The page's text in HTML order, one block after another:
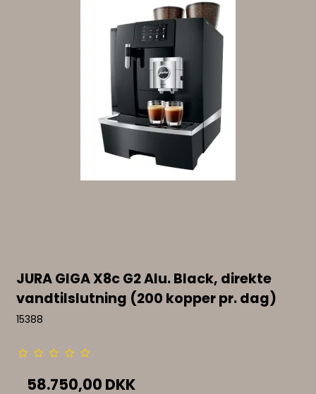
JURA GIGA X8c G2 Alu. Black, direkte
vandtilslutning (200 kopper pr. dag)
15388
58.750,00 DKK